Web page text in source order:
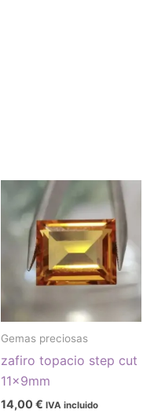
Gemas preciosas
zafiro topacio step cut
11x9mm
14,00 € IVA incluido